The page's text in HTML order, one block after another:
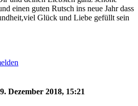
einen guten Rutsch ins neue Jahr dass
Glück und Liebe gefüllt sein
Dezember 2018, 15:21